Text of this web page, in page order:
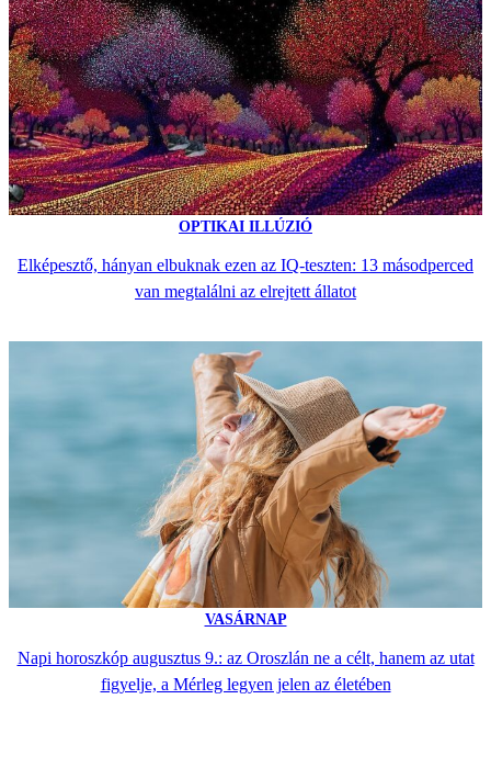
OPTIKAI ILLÚZIÓ
Elképesztő, hányan elbuknak ezen az IQ-teszten: 13 másodperced
van megtalálni az elrejtett állatot
VASÁRNAP
Napi horoszkóp augusztus 9.: az Oroszlán ne a célt, hanem az utat
figyelje, a Mérleg legyen jelen az életében